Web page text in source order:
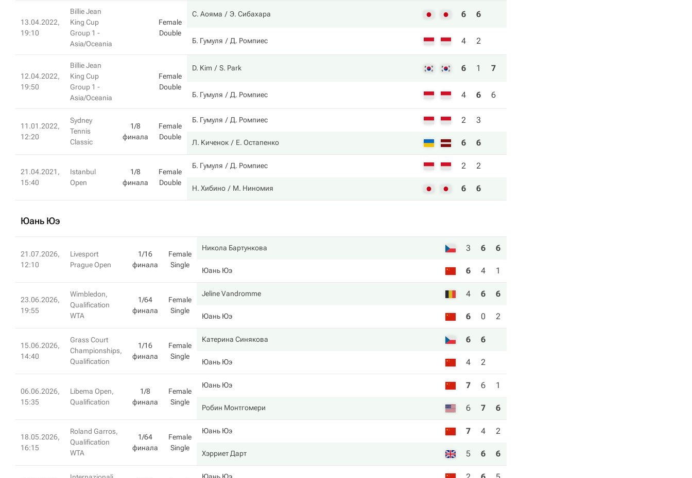
13.04.2022,
19:10
Billie Jean
King Cup
Group 1 -
Asia/Oceania
Female
Double
С. Аояма Э. Сибахара 6 6
Б. Гумуля Д. Ромпиес 4 2
12.04.2022,
19:50
Billie Jean
King Cup
Group 1 -
Asia/Oceania
Female
Double
D. Kim S. Park 6 1 7
Б. Гумуля Д. Ромпиес 4 6 6
11.01.2022,
12:20
Sydney
Tennis
Classic
1/8
финала
Female
Double
Б. Гумуля Д. Ромпиес 2 3
Л. Киченок Е. Остапенко 6 6
21.04.2021,
15:40
Istanbul
Open
1/8
финала
Female
Double
Б. Гумуля Д. Ромпиес 2 2
Н. Хибино М. Ниномия 6 6
Юань Юэ
21.07.2026,
12:10
Livesport
Prague Open
1/16
финала
Female
Single
Никола Бартункова 3 6 6
Юань Юэ 6 4 1
23.06.2026,
19:55
Wimbledon,
Qualification
WTA
1/64
финала
Female
Single
Jeline Vandromme 4 6 6
Юань Юэ 6 0 2
15.06.2026,
14:40
Grass Court
Championships,
Qualification
1/16
финала
Female
Single
Катерина Синякова 6 6
Юань Юэ 4 2
06.06.2026,
15:35
Libema Open,
Qualification
1/8
финала
Female
Single
Юань Юэ 7 6 1
Робин Монтгомери 6 7 6
18.05.2026,
16:15
Roland Garros,
Qualification
WTA
1/64
финала
Female
Single
Юань Юэ 7 4 2
Хэрриет Дарт 5 6 6